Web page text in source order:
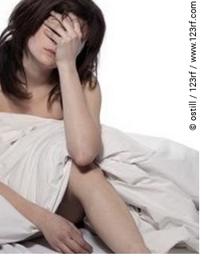
© ostill / 123rf / www.123rf.com